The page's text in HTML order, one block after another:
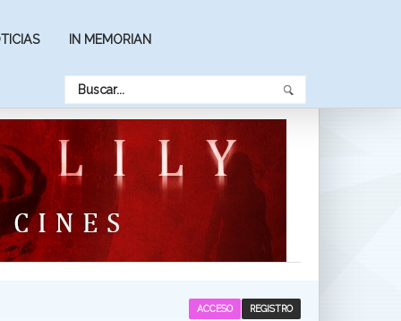
IN MEMORIAN
REGISTRO
ACCESO